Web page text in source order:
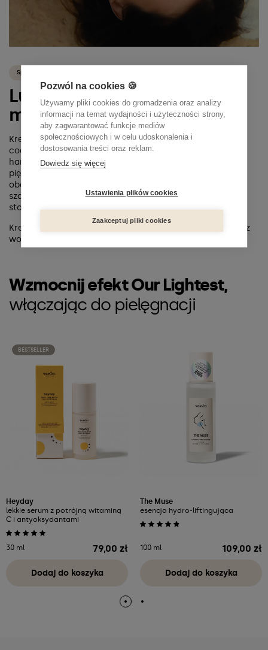
Sposób użycia
Luksusowy SPF idealny pod
makijaż.
Krem świetnie sprawdzi się rano jako ostatni krok w
codziennej pielęgnacji. To perfekcyjna baza, która
harmonizuje się ze skórą, nie zakłócając jej naturalnego
piękna. Lekka formuła nie zapycha porów, dlatego bez
obaw, w razie potrzeby można powtarzać aplikację,
szczególnie przebywając więcej na słońcu. Można go
stosować również na okolice oczu.
Krem nie jest wodoodporny, dlatego skóra po kontakcie z
wodą wymaga reaplikacji.
Wzmocnij efekt Our Lightest,
włączając do pielęgnacji
BESTSELLER
Heyday
lekkie serum z potrójną witaminą
C i antyoksydantami
30 ml 79,00 zł
Dodaj do koszyka
The Muse
esencja hydro-liftingująca
100 ml 109,00 zł
Dodaj do koszyka
Pozwól na cookies 🍪
Używamy pliki cookies do gromadzenia oraz analizy
informacji na temat wydajności i użyteczności strony,
aby zagwarantować funkcje mediów
społecznościowych i w celu udoskonalenia i
dostosowania treści oraz reklam.
Dowiedz się więcej
Ustawienia plików cookies
Zaakceptuj pliki cookies